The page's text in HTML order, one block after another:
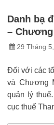
Danh bạ
– Chương
29 Tháng
Đối với các
và Chương
quản lý
cục thuế